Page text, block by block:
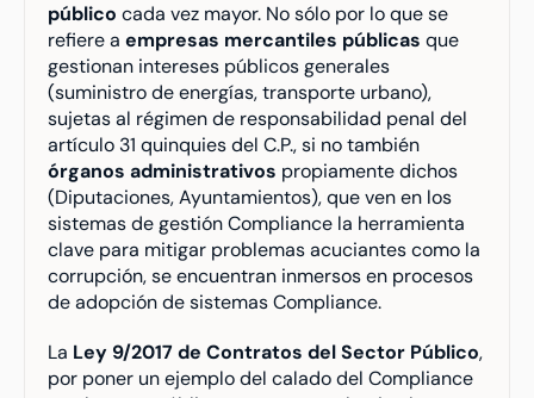
público cada vez mayor. No sólo por lo que se
refiere a empresas mercantiles públicas que
gestionan intereses públicos generales
(suministro de energías, transporte urbano),
sujetas al régimen de responsabilidad penal del
órganos administrativos propiamente dichos
(Diputaciones, Ayuntamientos), que ven en los
sistemas de gestión Compliance la herramienta
clave para mitigar problemas acuciantes como la
corrupción, se encuentran inmersos en procesos
de adopción de sistemas Compliance.
La Ley 9/2017 de Contratos del Sector Público,
por poner un ejemplo del calado del Compliance